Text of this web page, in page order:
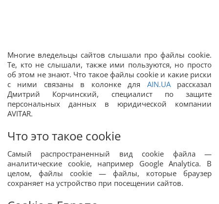
Многие вледельцы сайтов слышали про файлы cookie.
Те, кто не слышали, также ими пользуются, но просто
об этом не знают. Что такое файлы cookie и какие риски
с ними связаны в колонке для AIN.UA рассказал
Дмитрий Корчинский, специалист по защите
персональных данных в юридической компании
AVITAR.
Что это такое cookie
Самый распространенный вид cookie файла —
аналитические cookie, например Google Analytica. В
целом, файлы cookie — файлы, которые браузер
сохраняет на устройство при посещении сайтов.